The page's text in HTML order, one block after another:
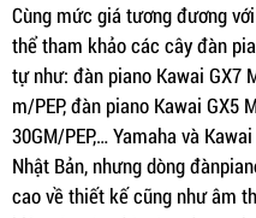
Cùng mức giá tương đương
thể tham khảo các cây đàn
tự như: đàn piano Kawai GX7
m/PEP, đàn piano Kawai GX5
30GM/PEP,… Yamaha và
Nhật Bản, nhưng dòng
cao về thiết kế cũng như âm